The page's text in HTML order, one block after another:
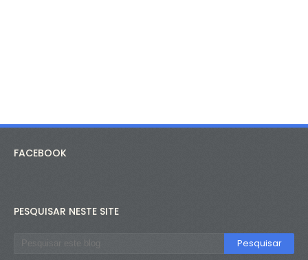
FACEBOOK
PESQUISAR NESTE SITE